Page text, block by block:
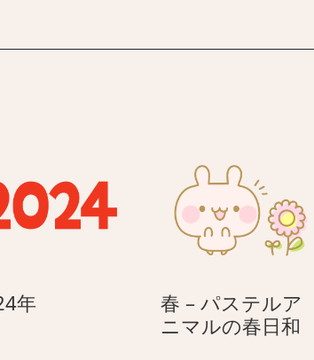
ョ
ョ
年2024
春 – パステルア
ニマルの春日和